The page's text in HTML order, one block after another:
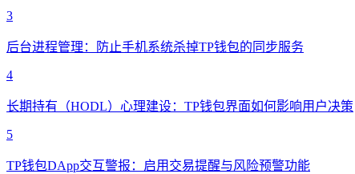
3
后台进程管理：防止手机系统杀掉TP钱包的同步服务
4
长期持有（HODL）心理建设：TP钱包界面如何影响用户决策
5
TP钱包DApp交互警报：启用交易提醒与风险预警功能